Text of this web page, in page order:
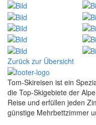
Zurück zur Übersicht
Tom-Skireisen ist ein
die Top-Skigebiete der
Reise und erfüllen jeden
günstige Mehrbettzimmer